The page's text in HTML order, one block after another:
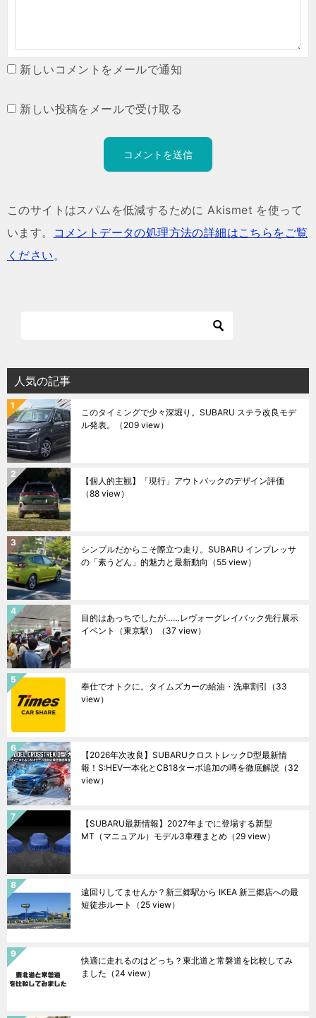
新しいコメントをメールで通知
新しい投稿をメールで受け取る
このサイトはスパムを低減するために Akismet を使って
います。
コメントデータの処理方法の詳細はこちらをご覧
ください。
人気の記事
このタイミングで少々深堀り。SUBARU ステラ改良モデ
ル発表。
（209 view）
【個人的主観】「現行」アウトバックのデザイン評価
（88 view）
シンプルだからこそ際立つ走り。SUBARU インプレッサ
の「素うどん」的魅力と最新動向 （55 view）
目的はあっちでしたが……レヴォーグレイバック先行展示
イベント（東京駅）
（37 view）
奉仕でオトクに。タイムズカーの給油・洗車割引 （33
view）
【2026年次改良】SUBARUクロストレックD型最新情
報！S:HEV一本化とCB18ターボ追加の噂を徹底解説 （32
view）
【SUBARU最新情報】2027年までに登場する新型
MT（マニュアル）モデル3車種まとめ （29 view）
遠回りしてませんか？新三郷駅から IKEA 新三郷店への最
短徒歩ルート
（25 view）
快適に走れるのはどっち？東北道と常磐道を比較してみ
ました （24 view）